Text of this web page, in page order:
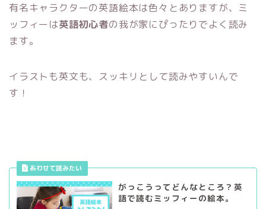
有名キャラクターの英語絵本は色々とありますが、ミ
ッフィーは英語初心者の我が家にぴったりでよく読み
ます。
イラストも英文も、スッキリとして読みやすいんで
す！
がっこうってどんなところ？英
語で読むミッフィーの絵本。